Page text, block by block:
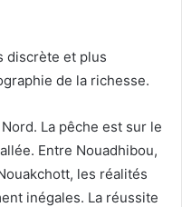
discrète et plus
de la richesse.
La pêche est sur le
Entre Nouadhibou,
les réalités
inégales. La réussite